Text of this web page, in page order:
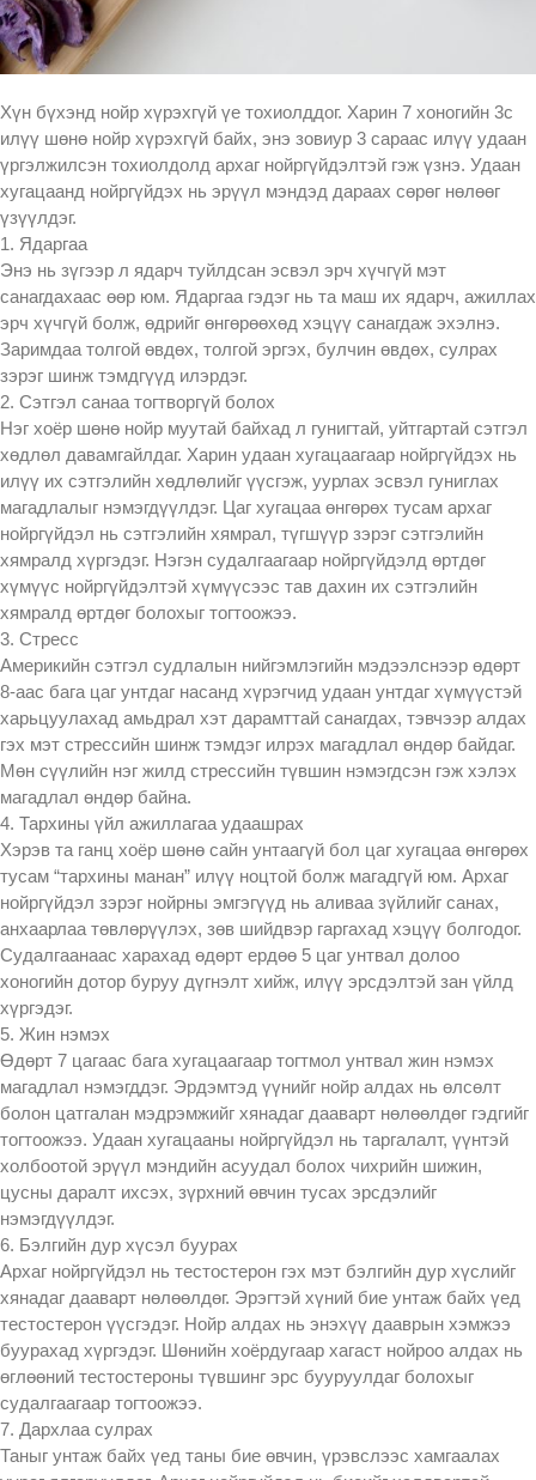
Хүн бүхэнд нойр хүрэхгүй үе тохиолддог. Харин 7 хоногийн 3с
илүү шөнө нойр хүрэхгүй байх, энэ зовиур 3 сараас илүү удаан
үргэлжилсэн тохиолдолд архаг нойргүйдэлтэй гэж үзнэ. Удаан
хугацаанд нойргүйдэх нь эрүүл мэндэд дараах сөрөг нөлөөг
үзүүлдэг.
1. Ядаргаа
Энэ нь зүгээр л ядарч туйлдсан эсвэл эрч хүчгүй мэт
санагдахаас өөр юм. Ядаргаа гэдэг нь та маш их ядарч, ажиллах
эрч хүчгүй болж, өдрийг өнгөрөөхөд хэцүү санагдаж эхэлнэ.
Заримдаа толгой өвдөх, толгой эргэх, булчин өвдөх, сулрах
зэрэг шинж тэмдгүүд илэрдэг.
2. Сэтгэл санаа тогтворгүй болох
Нэг хоёр шөнө нойр муутай байхад л гунигтай, уйтгартай сэтгэл
хөдлөл давамгайлдаг. Харин удаан хугацаагаар нойргүйдэх нь
илүү их сэтгэлийн хөдлөлийг үүсгэж, уурлах эсвэл гуниглах
магадлалыг нэмэгдүүлдэг. Цаг хугацаа өнгөрөх тусам архаг
нойргүйдэл нь сэтгэлийн хямрал, түгшүүр зэрэг сэтгэлийн
хямралд хүргэдэг. Нэгэн судалгаагаар нойргүйдэлд өртдөг
хүмүүс нойргүйдэлтэй хүмүүсээс тав дахин их сэтгэлийн
хямралд өртдөг болохыг тогтоожээ.
3. Стресс
Америкийн сэтгэл судлалын нийгэмлэгийн мэдээлснээр өдөрт
8-аас бага цаг унтдаг насанд хүрэгчид удаан унтдаг хүмүүстэй
харьцуулахад амьдрал хэт дарамттай санагдах, тэвчээр алдах
гэх мэт стрессийн шинж тэмдэг илрэх магадлал өндөр байдаг.
Мөн сүүлийн нэг жилд стрессийн түвшин нэмэгдсэн гэж хэлэх
магадлал өндөр байна.
4. Тархины үйл ажиллагаа удаашрах
Хэрэв та ганц хоёр шөнө сайн унтаагүй бол цаг хугацаа өнгөрөх
тусам “тархины манан” илүү ноцтой болж магадгүй юм. Архаг
нойргүйдэл зэрэг нойрны эмгэгүүд нь аливаа зүйлийг санах,
анхаарлаа төвлөрүүлэх, зөв шийдвэр гаргахад хэцүү болгодог.
Судалгаанаас харахад өдөрт ердөө 5 цаг унтвал долоо
хоногийн дотор буруу дүгнэлт хийж, илүү эрсдэлтэй зан үйлд
хүргэдэг.
5. Жин нэмэх
Өдөрт 7 цагаас бага хугацаагаар тогтмол унтвал жин нэмэх
магадлал нэмэгддэг. Эрдэмтэд үүнийг нойр алдах нь өлсөлт
болон цатгалан мэдрэмжийг хянадаг дааварт нөлөөлдөг гэдгийг
тогтоожээ. Удаан хугацааны нойргүйдэл нь таргалалт, үүнтэй
холбоотой эрүүл мэндийн асуудал болох чихрийн шижин,
цусны даралт ихсэх, зүрхний өвчин тусах эрсдэлийг
нэмэгдүүлдэг.
6. Бэлгийн дур хүсэл буурах
Архаг нойргүйдэл нь тестостерон гэх мэт бэлгийн дур хүслийг
хянадаг дааварт нөлөөлдөг. Эрэгтэй хүний бие унтаж байх үед
тестостерон үүсгэдэг. Нойр алдах нь энэхүү дааврын хэмжээ
буурахад хүргэдэг. Шөнийн хоёрдугаар хагаст нойроо алдах нь
өглөөний тестостероны түвшинг эрс бууруулдаг болохыг
судалгаагаар тогтоожээ.
7. Дархлаа сулрах
Таныг унтаж байх үед таны бие өвчин, үрэвслээс хамгаалах